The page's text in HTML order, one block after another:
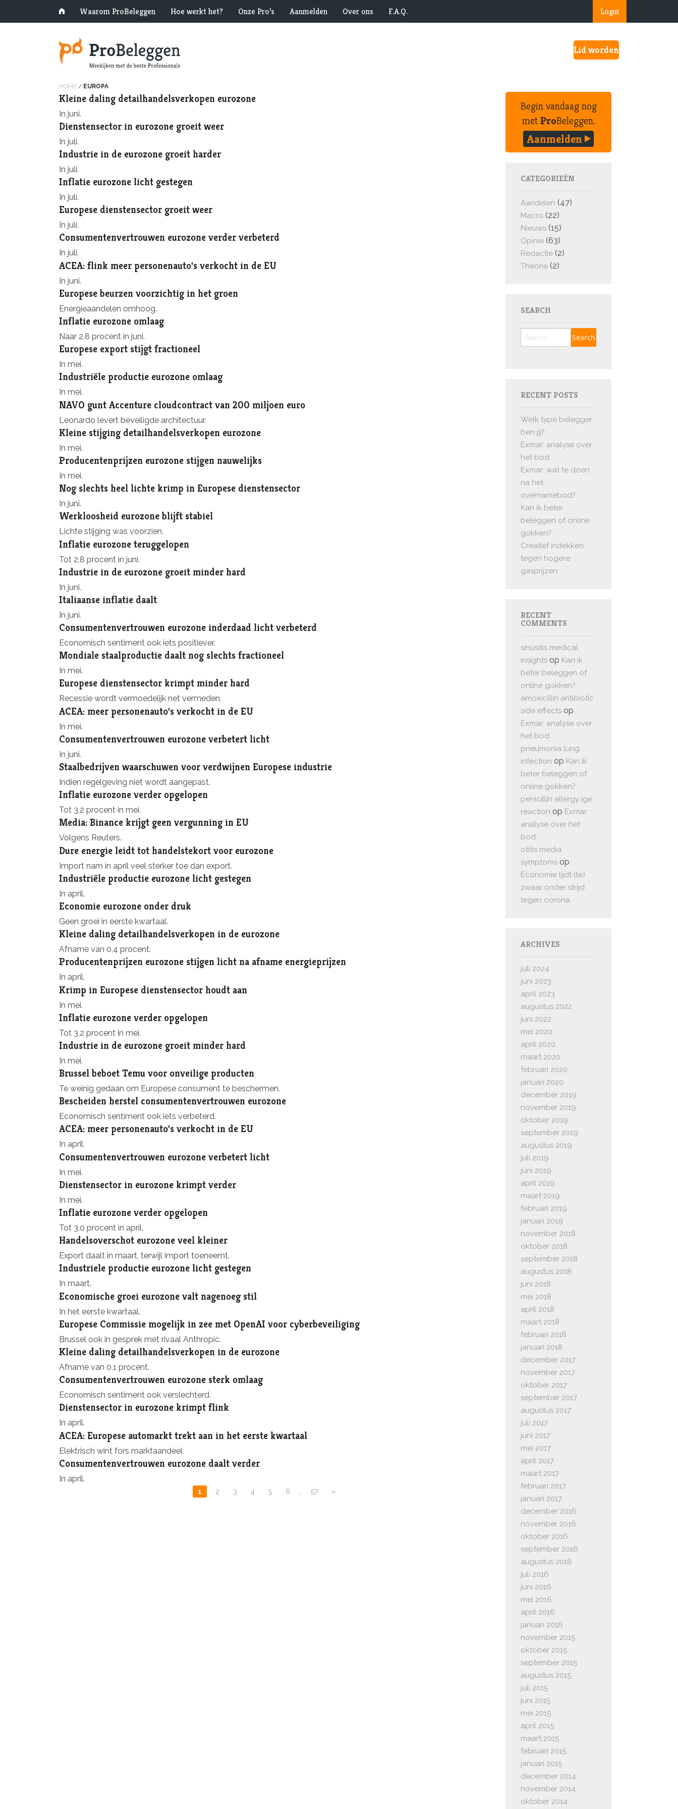
Login
Waarom ProBeleggen Hoe werkt het? Onze Pro’s Aanmelden Over ons F.A.Q.
Lid worden
HOME / EUROPA
Kleine daling detailhandelsverkopen eurozone
In juni.
Dienstensector in eurozone groeit weer
In juli.
Industrie in de eurozone groeit harder
In juli.
Inflatie eurozone licht gestegen
In juli.
Europese dienstensector groeit weer
In juli.
Consumentenvertrouwen eurozone verder verbeterd
In juli.
ACEA: flink meer personenauto's verkocht in de EU
In juni.
Europese beurzen voorzichtig in het groen
Energieaandelen omhoog.
Inflatie eurozone omlaag
Naar 2,8 procent in juni.
Europese export stijgt fractioneel
In mei.
Industriële productie eurozone omlaag
In mei.
NAVO gunt Accenture cloudcontract van 200 miljoen euro
Leonardo levert beveiligde architectuur.
Kleine stijging detailhandelsverkopen eurozone
In mei.
Producentenprijzen eurozone stijgen nauwelijks
In mei.
Nog slechts heel lichte krimp in Europese dienstensector
In juni.
Werkloosheid eurozone blijft stabiel
Lichte stijging was voorzien.
Inflatie eurozone teruggelopen
Tot 2,8 procent in juni.
Industrie in de eurozone groeit minder hard
In juni.
Italiaanse inflatie daalt
In juni.
Consumentenvertrouwen eurozone inderdaad licht verbeterd
Economisch sentiment ook iets positiever.
Mondiale staalproductie daalt nog slechts fractioneel
In mei.
Europese dienstensector krimpt minder hard
Recessie wordt vermoedelijk net vermeden.
ACEA: meer personenauto's verkocht in de EU
In mei.
Consumentenvertrouwen eurozone verbetert licht
In juni.
Staalbedrijven waarschuwen voor verdwijnen Europese industrie
Indien regelgeving niet wordt aangepast.
Inflatie eurozone verder opgelopen
Tot 3,2 procent in mei.
Media: Binance krijgt geen vergunning in EU
Volgens Reuters.
Dure energie leidt tot handelstekort voor eurozone
Import nam in april veel sterker toe dan export.
Industriële productie eurozone licht gestegen
In april.
Economie eurozone onder druk
Geen groei in eerste kwartaal.
Kleine daling detailhandelsverkopen in de eurozone
Afname van 0,4 procent.
Producentenprijzen eurozone stijgen licht na afname energieprijzen
In april.
Krimp in Europese dienstensector houdt aan
In mei.
Inflatie eurozone verder opgelopen
Tot 3,2 procent in mei.
Industrie in de eurozone groeit minder hard
In mei.
Brussel beboet Temu voor onveilige producten
Te weinig gedaan om Europese consument te beschermen.
Bescheiden herstel consumentenvertrouwen eurozone
Economisch sentiment ook iets verbeterd.
ACEA: meer personenauto's verkocht in de EU
In april.
Consumentenvertrouwen eurozone verbetert licht
In mei.
Dienstensector in eurozone krimpt verder
In mei.
Inflatie eurozone verder opgelopen
Tot 3,0 procent in april.
Handelsoverschot eurozone veel kleiner
Export daalt in maart, terwijl import toeneemt.
Industriele productie eurozone licht gestegen
In maart.
Economische groei eurozone valt nagenoeg stil
In het eerste kwartaal.
Europese Commissie mogelijk in zee met OpenAI voor cyberbeveiliging
Brussel ook in gesprek met rivaal Anthropic.
Kleine daling detailhandelsverkopen in de eurozone
Afname van 0,1 procent.
Consumentenvertrouwen eurozone sterk omlaag
Economisch sentiment ook verslechterd.
Dienstensector in eurozone krimpt flink
In april.
ACEA: Europese automarkt trekt aan in het eerste kwartaal
Elektrisch wint fors marktaandeel
Consumentenvertrouwen eurozone daalt verder
In april.
1 2 3 4 5 6 57 »
Begin vandaag nog
metProBeleggen.
Aanmelden
CATEGORIEËN
Aandelen (47)
Macro (22)
Nieuws (15)
Opinie (63)
Redactie (2)
Theorie (2)
SEARCH
RECENT POSTS
Welk type belegger
ben jij?
Exmar: analyse over
het bod
Exmar: wat te doen
na het
overnamebod?
Kan ik beter
beleggen of online
gokken?
Creatief indekken
tegen hogere
gasprijzen
RECENT
COMMENTS
sinusitis medical
insights op Kan ik
beter beleggen of
online gokken?
amoxicillin antibiotic
side effects op
Exmar: analyse over
het bod
pneumonia lung
infection op Kan ik
beter beleggen of
online gokken?
penicillin allergy ige
reaction op Exmar:
analyse over het
bod
otitis media
symptoms op
Economie lijdt (te)
zwaar onder strijd
tegen corona
ARCHIVES
juli 2024
juni 2023
april 2023
augustus 2022
juni 2022
mei 2020
april 2020
maart 2020
februari 2020
januari 2020
december 2019
november 2019
oktober 2019
september 2019
augustus 2019
juli 2019
juni 2019
april 2019
maart 2019
februari 2019
januari 2019
november 2018
oktober 2018
september 2018
augustus 2018
juni 2018
mei 2018
april 2018
maart 2018
februari 2018
januari 2018
december 2017
november 2017
oktober 2017
september 2017
augustus 2017
juli 2017
juni 2017
mei 2017
april 2017
maart 2017
februari 2017
januari 2017
december 2016
november 2016
oktober 2016
september 2016
augustus 2016
juli 2016
juni 2016
mei 2016
april 2016
januari 2016
november 2015
oktober 2015
september 2015
augustus 2015
juli 2015
juni 2015
mei 2015
april 2015
maart 2015
februari 2015
januari 2015
december 2014
november 2014
oktober 2014